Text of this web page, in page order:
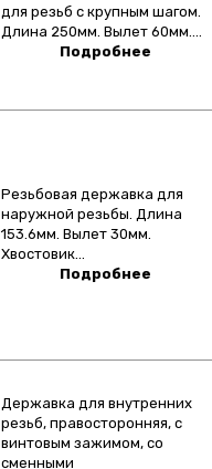
для резьб с крупным шагом.
Длина 250мм. Вылет 60мм.…
Подробнее
Резьбовая державка для
наружной резьбы. Длина
153.6мм. Вылет 30мм.
Хвостовик…
Подробнее
Державка для внутренних
резьб, правосторонняя, с
винтовым зажимом, со
сменными